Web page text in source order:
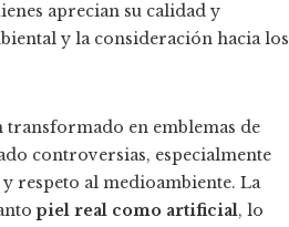
aprecian su calidad y
y la consideración hacia los
transformado en emblemas de
controversias, especialmente
respeto al medioambiente. La
piel real como artificial, lo